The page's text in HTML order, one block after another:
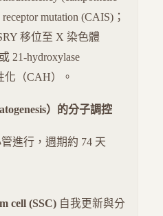
mutation (CAIS)；
移位至 X 染色體
21-hydroxylase
化（CAH）。
）的分子調控
進行，週期約 74 天
cell (SSC) 自我更新與分